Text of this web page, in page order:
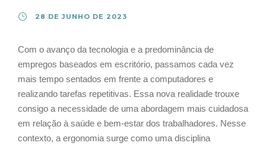
28 DE JUNHO DE 2023
Com o avanço da tecnologia e a predominância de
empregos baseados em escritório, passamos cada vez
mais tempo sentados em frente a computadores e
realizando tarefas repetitivas. Essa nova realidade trouxe
consigo a necessidade de uma abordagem mais cuidadosa
em relação à saúde e bem-estar dos trabalhadores. Nesse
contexto, a ergonomia surge como uma disciplina